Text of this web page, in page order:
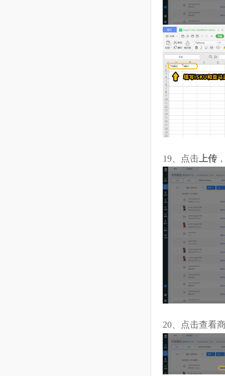
18、如匹配
点击下载模
配），将批
必须已创建